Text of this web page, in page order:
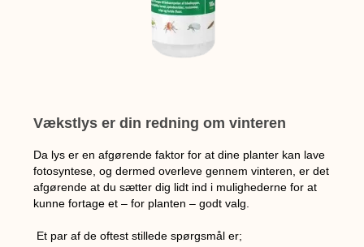
Vækstlys er din redning om vinteren
Da lys er en afgørende faktor for at dine planter kan lave
fotosyntese, og dermed overleve gennem vinteren, er det
afgørende at du sætter dig lidt ind i mulighederne for at
kunne fortage et – for planten – godt valg.
Et par af de oftest stillede spørgsmål er;